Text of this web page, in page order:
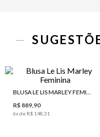
BLUSA LE LIS MARLEY FEMININA
R$ 889,90
6x de R$ 148,31